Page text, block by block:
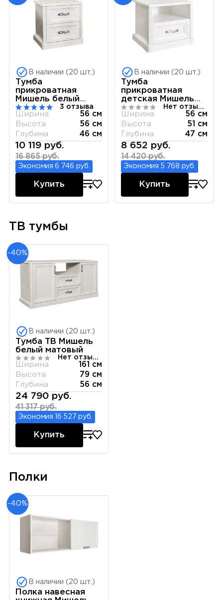
В наличии (20 шт.)
Тумба
прикроватная
Мишель белый
матовый
3 отзыва
Ширина
56 см
Высота
56 см
Глубина
46 см
10 119 руб.
16 865 руб.
Экономия 6 746 руб.
Купить
В наличии (20 шт.)
Тумба
прикроватная
детская Мишель
белый матовый
Нет отзывов
Ширина
56 см
Высота
51 см
Глубина
47 см
8 652 руб.
14 420 руб.
Экономия 5 768 руб.
Купить
ТВ тумбы
-40%
В наличии (20 шт.)
Тумба ТВ Мишель
белый матовый
Нет отзывов
Ширина
161 см
Высота
79 см
Глубина
56 см
24 790 руб.
41 317 руб.
Экономия 16 527 руб.
Купить
Полки
-40%
В наличии (20 шт.)
Полка навесная